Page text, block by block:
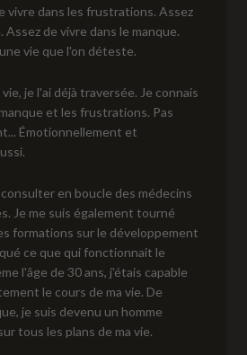
vivre dans les frustrations. Assez
Assez de vivre dans le manque.
vie que l'on déteste.
je l'ai déjà traversée. Je connais
et les frustrations. Pas
Émotionnellement et
en boucle des médecins
Je me suis également tourné
formations sur le développement
ce que qui fonctionnait le
l'âge de 30 ans, j'étais capable
le cours de ma vie. De
je suis devenu un homme
tous les plans de ma vie.